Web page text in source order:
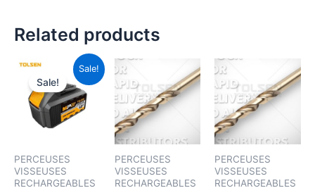
Related products
Sale!
Sale!
PERCEUSES
VISSEUSES
RECHARGEABLES
Original
price
was:
22,000 CFA.
Current
price
is:
21,000 CFA.
PERCEUSES
VISSEUSES
RECHARGEABLES
PERCEUSES
VISSEUSES
RECHARGEABLES